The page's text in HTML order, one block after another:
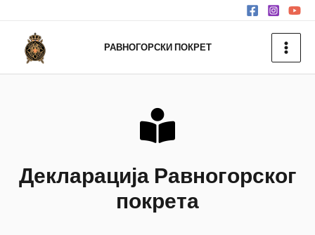
РАВНОГОРСКИ ПОКРЕТ
Декларација Равногорског
покрета